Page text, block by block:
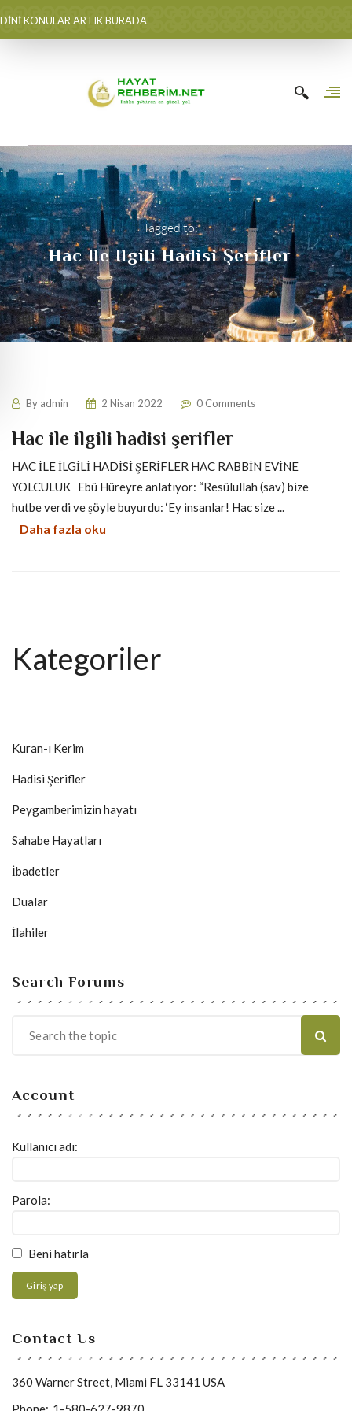
DİNİ KONULAR ARTIK BURADA
Tagged to:
Hac Ile Ilgili Hadisi Şerifler
By admin 2 Nisan 2022 0 Comments
Hac ile ilgili hadisi şerifler
HAC İLE İLGİLİ HADİSİ ŞERİFLER HAC RABBİN EVİNE
YOLCULUK Ebû Hüreyre anlatıyor: “Resûlullah (sav) bize
hutbe verdi ve şöyle buyurdu: ‘Ey insanlar! Hac size ...
Daha fazla oku
Kategoriler
Kuran-ı Kerim
Hadisi Şerifler
Peygamberimizin hayatı
Sahabe Hayatları
İbadetler
Dualar
İlahiler
Search Forums
Account
Kullanıcı adı:
Parola:
Beni hatırla
Giriş yap
Contact Us
360 Warner Street, Miami FL 33141 USA